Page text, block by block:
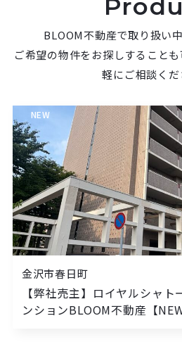
BLOOM不動産で取り扱い
ご希望の物件をお探しすること
軽にご相談くだ
金沢市春日町
【弊社売主】ロイヤルシャ
ンションBLOOM不動産【NEW
NEW